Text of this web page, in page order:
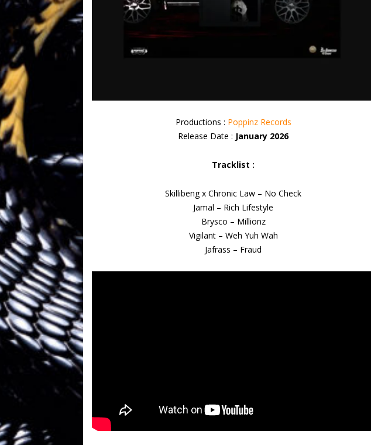
Productions : Poppinz Records
Release Date : January 2026
Tracklist :
Skillibeng x Chronic Law – No Check
Jamal – Rich Lifestyle
Brysco – Millionz
Vigilant – Weh Yuh Wah
Jafrass – Fraud